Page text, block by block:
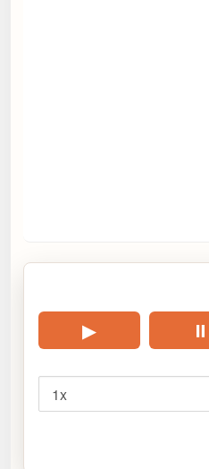
▶ ⏸